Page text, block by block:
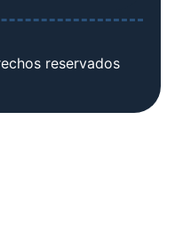
reservados